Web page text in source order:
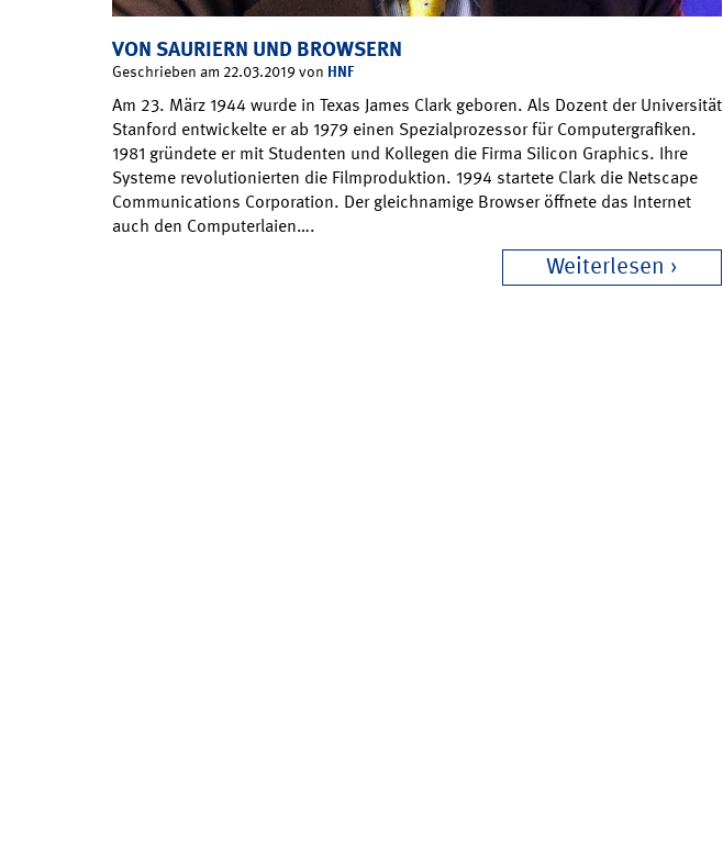
VON SAURIERN UND BROWSERN
Geschrieben am 22.03.2019 von HNF
Am 23. März 1944 wurde in Texas James Clark geboren. Als Dozent der Universität
Stanford entwickelte er ab 1979 einen Spezialprozessor für Computergrafiken.
1981 gründete er mit Studenten und Kollegen die Firma Silicon Graphics. Ihre
Systeme revolutionierten die Filmproduktion. 1994 startete Clark die Netscape
Communications Corporation. Der gleichnamige Browser öffnete das Internet
auch den Computerlaien….
Weiterlesen